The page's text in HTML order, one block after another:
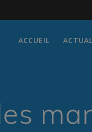
ACCUEIL